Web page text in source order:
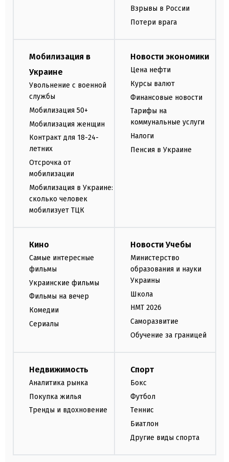
Взрывы в России
Потери врага
Мобилизация в
Украине
Увольнение с военной
службы
Мобилизация 50+
Мобилизация женщин
Контракт для 18-24-
летних
Отсрочка от
мобилизации
Мобилизация в Украине:
сколько человек
мобилизует ТЦК
Новости экономики
Цена нефти
Курсы валют
Финансовые новости
Тарифы на
коммунальные услуги
Налоги
Пенсия в Украине
Кино
Самые интересные
фильмы
Украинские фильмы
Фильмы на вечер
Комедии
Сериалы
Новости Учебы
Министерство
образования и науки
Украины
Школа
НМТ 2026
Саморазвитие
Обучение за границей
Недвижимость
Аналитика рынка
Покупка жилья
Тренды и вдохновение
Спорт
Бокс
Футбол
Теннис
Биатлон
Другие виды спорта